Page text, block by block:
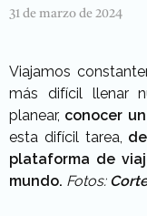
31 de marzo de 2024
Viajamos
más difícil llenar
planear, conocer
esta difícil tarea,
plataforma de
mundo. Fotos: